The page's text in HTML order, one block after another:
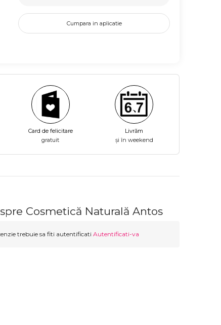
Cumpara in aplicatie
Card de felicitare
gratuit
Livrăm
și în weekend
Cosmetică Naturală Antos
trebuie sa fiti autentificati Autentificati-va